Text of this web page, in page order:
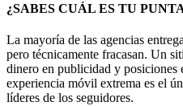
¿SABES CUÁL ES TU
La mayoría de las agencias
pero técnicamente fracasan. Un
dinero en publicidad y posiciones
experiencia móvil extrema es el
líderes de los seguidores.